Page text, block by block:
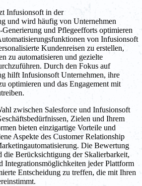
Infusionsoft in der
und wird häufig von Unternehmen
und Pflegeefforts optimieren
von Infusionsoft
Kundenreisen zu erstellen,
zu automatisieren und gezielte
Durch den Fokus auf
hilft Infusionsoft Unternehmen, ihre
optimieren und das Engagement mit
zwischen Salesforce und Infusionsoft
Zielen und Ihrem
bieten einzigartige Vorteile und
Aspekte des Customer Relationship
Die Bewertung
die Berücksichtigung der Skalierbarkeit,
Integrationsmöglichkeiten jeder Plattform
Entscheidung zu treffen, die mit Ihren